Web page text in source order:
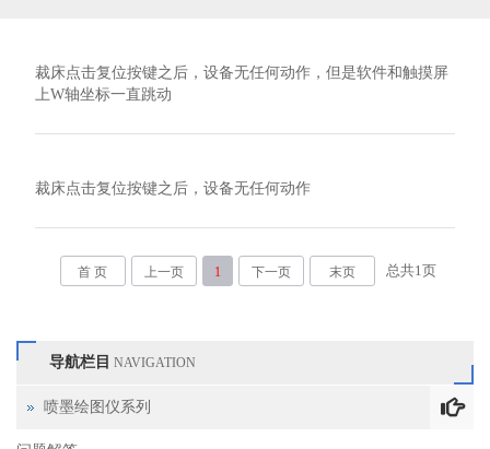
裁床点击复位按键之后，设备无任何动作，但是软件和触摸屏
上W轴坐标一直跳动
裁床点击复位按键之后，设备无任何动作
首 页 上一页 1 下一页 末页 总共1页
导航栏目 NAVIGATION
喷墨绘图仪系列